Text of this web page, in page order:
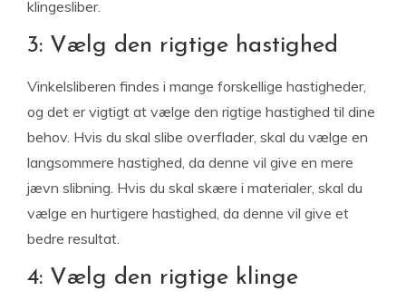
klingesliber.
3: Vælg den rigtige hastighed
Vinkelsliberen findes i mange forskellige hastigheder,
og det er vigtigt at vælge den rigtige hastighed til dine
behov. Hvis du skal slibe overflader, skal du vælge en
langsommere hastighed, da denne vil give en mere
jævn slibning. Hvis du skal skære i materialer, skal du
vælge en hurtigere hastighed, da denne vil give et
bedre resultat.
4: Vælg den rigtige klinge